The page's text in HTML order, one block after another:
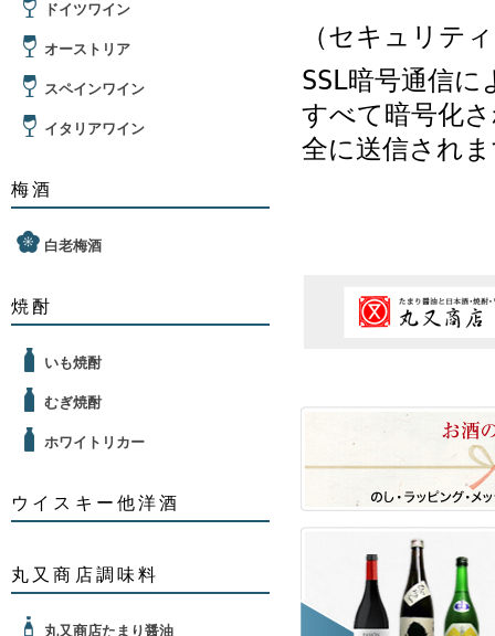
ドイツワイン
オーストリア
スペインワイン
イタリアワイン
梅酒
白老梅酒
焼酎
いも焼酎
むぎ焼酎
ホワイトリカー
ウイスキー他洋酒
丸又商店調味料
丸又商店たまり醤油
（セキュリテ
SSL暗号通信
すべて暗号化
全に送信され